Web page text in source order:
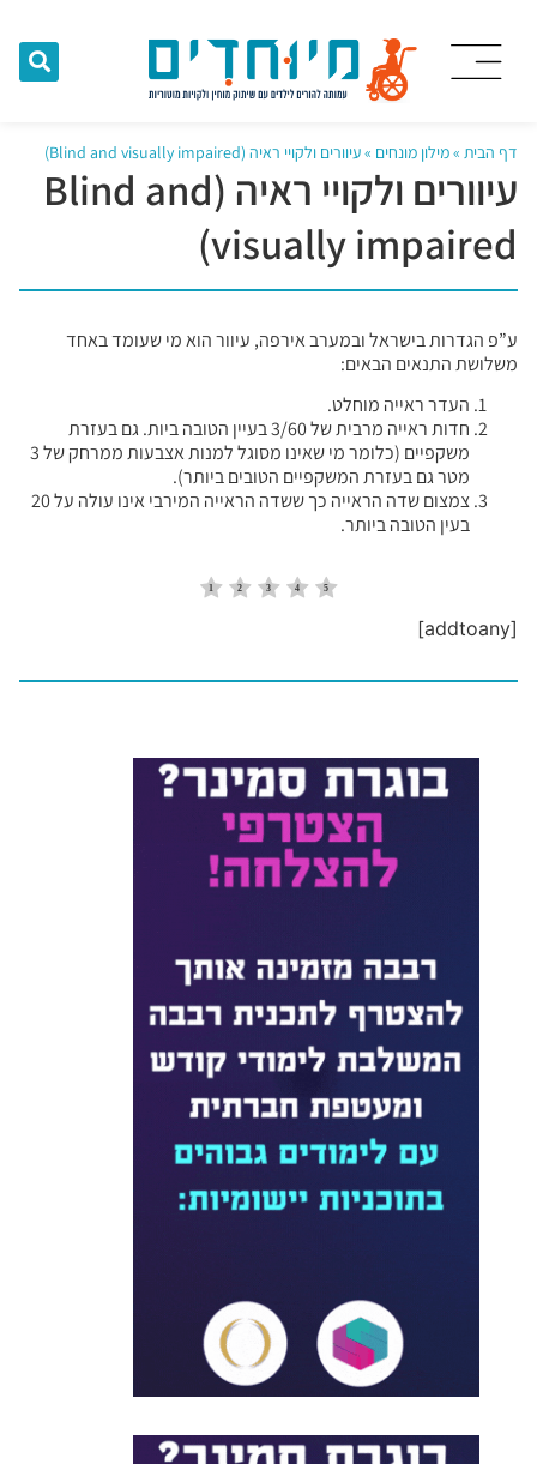
דף הבית »מילון מונחים »עיוורים ולקויי ראיה (Blind and visually impaired)
עיוורים ולקויי ראיה (Blind and
visually impaired)
ע”פ הגדרות בישראל ובמערב אירפה, עיוור הוא מי שעומד באחד
משלושת התנאים הבאים:
העדר ראייה מוחלט.
חדות ראייה מרבית של 3/60 בעיין הטובה ביות. גם בעזרת
משקפיים (כלומר מי שאינו מסוגל למנות אצבעות ממרחק של 3
מטר גם בעזרת המשקפיים הטובים ביותר).
צמצום שדה הראייה כך ששדה הראייה המירבי אינו עולה על 20
בעין הטובה ביותר.
[addtoany]